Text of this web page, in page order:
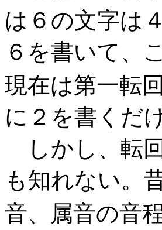
は６の文字は
６を書いて、
現在は第一転
に２を書くだ
しかし、転
も知れない。
音、属音の音